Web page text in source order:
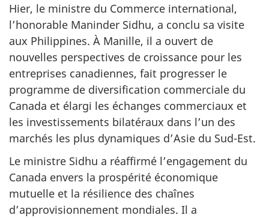
Hier, le ministre du Commerce international,
l’honorable Maninder Sidhu, a conclu sa visite
aux Philippines. À Manille, il a ouvert de
nouvelles perspectives de croissance pour les
entreprises canadiennes, fait progresser le
programme de diversification commerciale du
Canada et élargi les échanges commerciaux et
les investissements bilatéraux dans l’un des
marchés les plus dynamiques d’Asie du Sud-Est.
Le ministre Sidhu a réaffirmé l’engagement du
Canada envers la prospérité économique
mutuelle et la résilience des chaînes
d’approvisionnement mondiales. Il a